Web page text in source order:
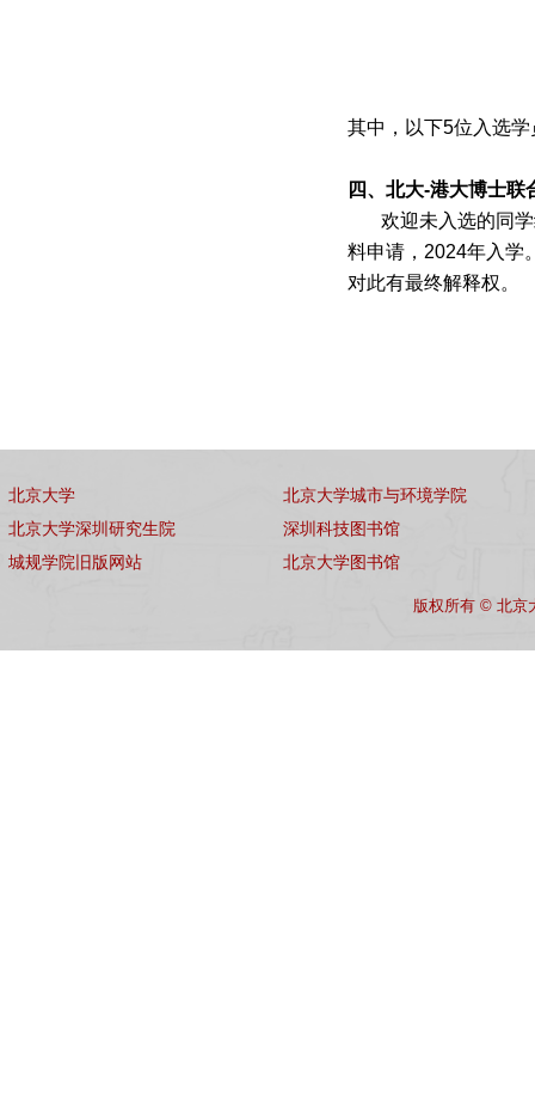
其中，以下5位入选学
四、北大-港大博士联
欢迎未入选的同
料申请， 2024年入学
对此有最终解释权。
北京大学
北京大学深圳研究生院
城规学院旧版网站
北京大学城市与环境学院
深圳科技图书馆
北京大学图书馆
版权所有 © 北